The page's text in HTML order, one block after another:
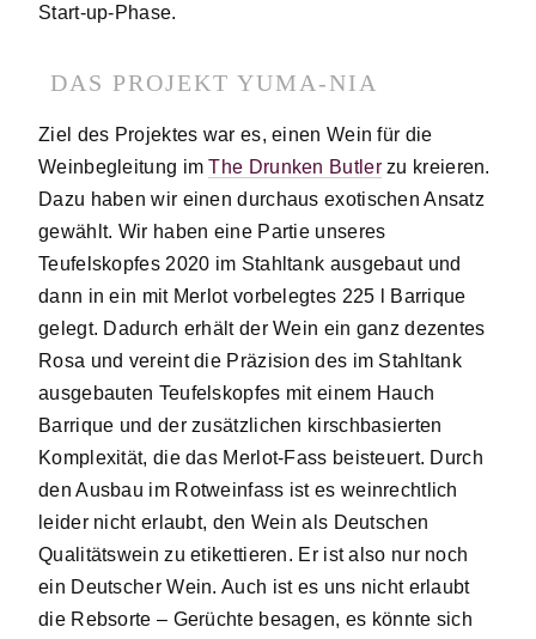
Start-up-Phase.
DAS PROJEKT YUMA-NIA
Ziel des Projektes war es, einen Wein für die
Weinbegleitung imThe Drunken Butlerzu kreieren.
Dazu haben wir einen durchaus exotischen Ansatz
gewählt. Wir haben eine Partie unseres
Teufelskopfes 2020 im Stahltank ausgebaut und
dann in ein mit Merlot vorbelegtes 225 l Barrique
gelegt. Dadurch erhält der Wein ein ganz dezentes
Rosa und vereint die Präzision des im Stahltank
ausgebauten Teufelskopfes mit einem Hauch
Barrique und der zusätzlichen kirschbasierten
Komplexität, die das Merlot-Fass beisteuert. Durch
den Ausbau im Rotweinfass ist es weinrechtlich
leider nicht erlaubt, den Wein als Deutschen
Qualitätswein zu etikettieren. Er ist also nur noch
ein Deutscher Wein. Auch ist es uns nicht erlaubt
die Rebsorte – Gerüchte besagen, es könnte sich